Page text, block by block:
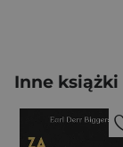
Inne książki